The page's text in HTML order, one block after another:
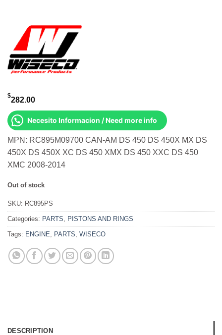
$282.00
Necesito Informacion / Need more info
MPN: RC895M09700 CAN-AM DS 450 DS 450X MX DS
450X DS 450X XC DS 450 XMX DS 450 XXC DS 450
XMC 2008-2014
Out of stock
SKU: RC895PS
Categories: PARTS PISTONS AND RINGS
Tags: ENGINE PARTS WISECO
DESCRIPTION